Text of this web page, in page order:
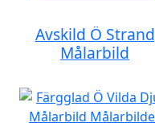
Avskild Ö Strand
Målarbild